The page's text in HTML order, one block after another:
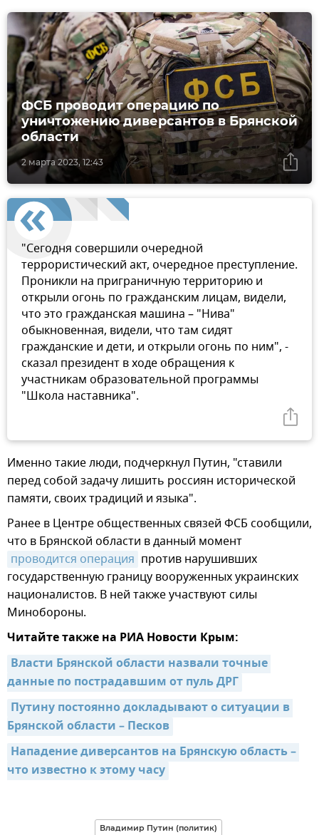
2 марта 2023, 12:43
ФСБ проводит операцию по
уничтожению диверсантов в Брянской
области
"Сегодня совершили очередной
террористический акт, очередное преступление.
Проникли на приграничную территорию и
открыли огонь по гражданским лицам, видели,
что это гражданская машина – "Нива"
обыкновенная, видели, что там сидят
гражданские и дети, и открыли огонь по ним", -
сказал президент в ходе обращения к
участникам образовательной программы
"Школа наставника".
Именно такие люди, подчеркнул Путин, "ставили
перед собой задачу лишить россиян исторической
памяти, своих традиций и языка".
Ранее в Центре общественных связей ФСБ сообщили,
что в Брянской области в данный момент
проводится операция против нарушивших
государственную границу вооруженных украинских
националистов. В ней также участвуют силы
Минобороны.
Читайте также на РИА Новости Крым:
Власти Брянской области назвали точные
данные по пострадавшим от пуль ДРГ
Путину постоянно докладывают о ситуации в
Брянской области – Песков
Нападение диверсантов на Брянскую область –
что известно к этому часу
Владимир Путин (политик)